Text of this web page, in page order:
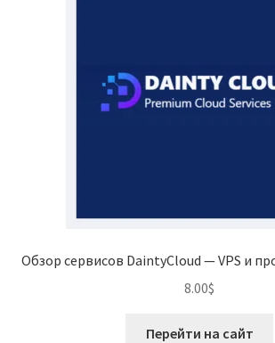
Обзор сервисов DaintyCloud — VPS и
8.00$
Перейти на сайт